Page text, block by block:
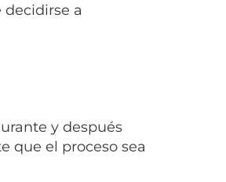
a
y después
que el proceso sea